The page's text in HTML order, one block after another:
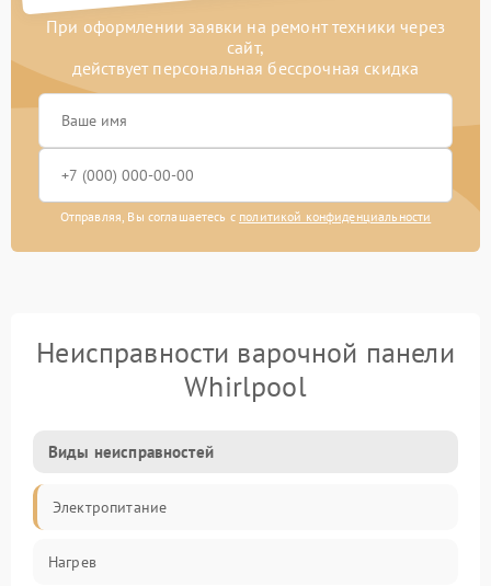
При оформлении заявки на ремонт техники через
сайт,
действует персональная бессрочная скидка
Отправляя, Вы соглашаетесь с политикой конфиденциальности
Неисправности варочной панели
Whirlpool
Виды неисправностей
Электропитание
Нагрев